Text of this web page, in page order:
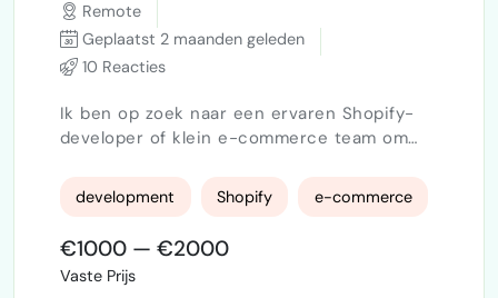
Remote
Geplaatst 2 maanden geleden
10 Reacties
Ik ben op zoek naar een ervaren Shopify-
developer of klein e-commerce team om
mijn merk. Wij verkopen gesigneerde
voetbalshirts, dus de webshop moet
premium, betrouwbaar en strak ogen. De
producten zijn verzamelitems, dus het
design mag niet goedkoop aanvoelen of
development Shopify e-commerce
€1000 — €2000
Vaste Prijs